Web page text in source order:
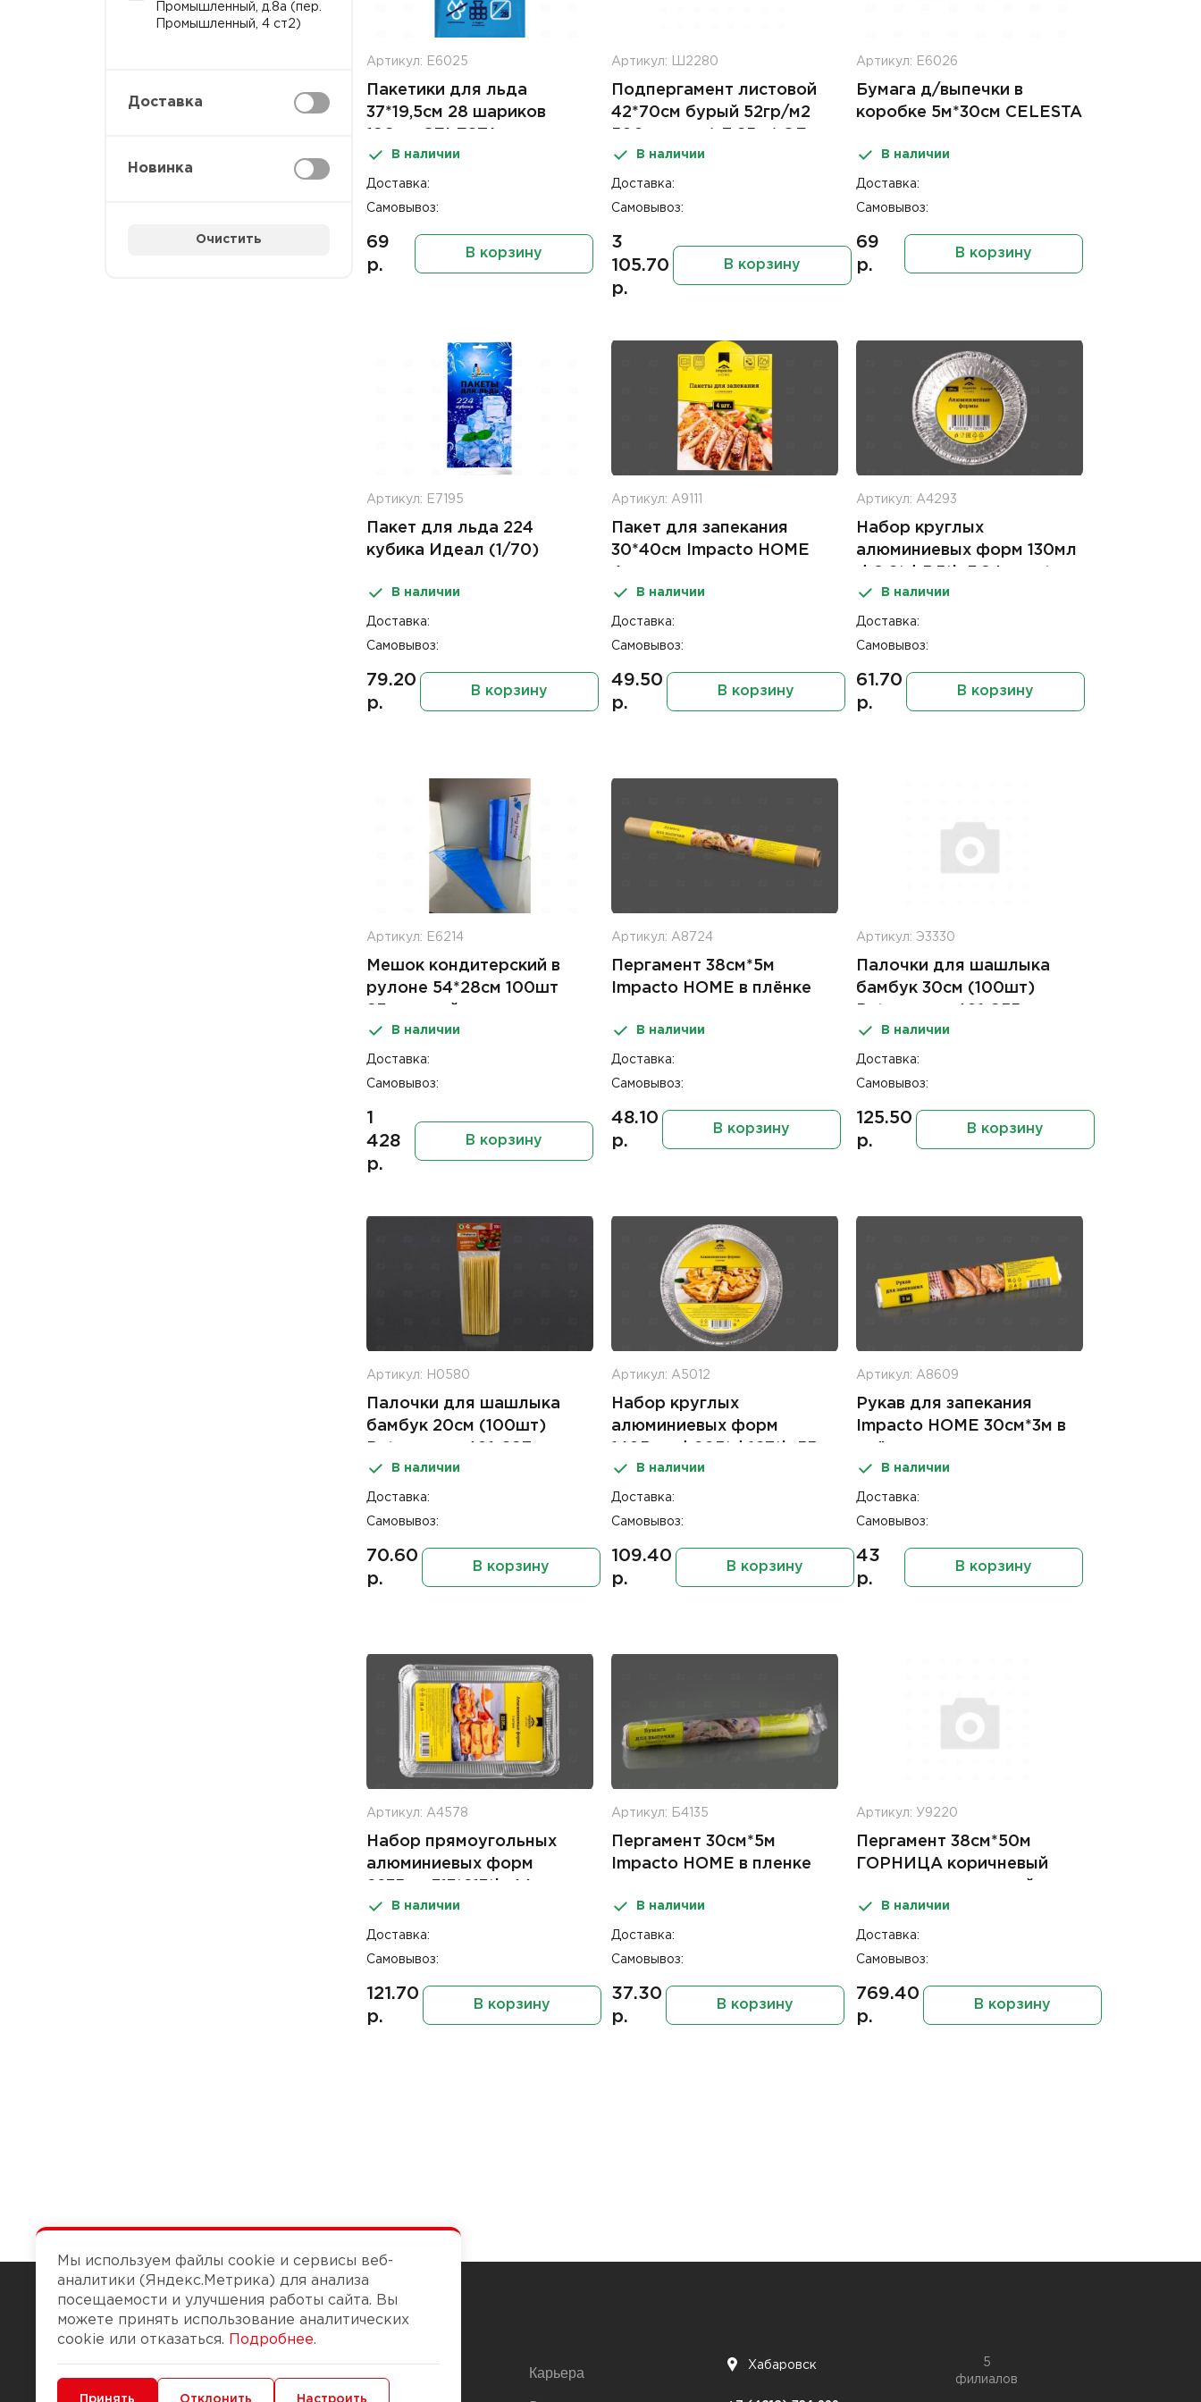
Промышленный, д.8а (пер.
Промышленный, 4 ст2)
Доставка
Новинка
Очистить
Артикул: Е6025
Пакетики для льда
37*19,5см 28 шариков
В наличии
Доставка:
Самовывоз:
69
р.
В корзину
Артикул: Ш2280
Подпергамент листовой
42*70см бурый 52гр/м2
В наличии
Доставка:
Самовывоз:
3
105.70
р.
В корзину
Артикул: Е6026
Бумага д/выпечки в
коробке 5м*30см CELESTA
В наличии
Доставка:
Самовывоз:
69
р.
В корзину
Артикул: Е7195
Пакет для льда 224
кубика Идеал (1/70)
В наличии
Доставка:
Самовывоз:
79.20
р.
В корзину
Артикул: А9111
Пакет для запекания
30*40см Impacto HOME
В наличии
Доставка:
Самовывоз:
49.50
р.
В корзину
Артикул: А4293
Набор круглых
алюминиевых форм 130мл
Home (5шт)
В наличии
Доставка:
Самовывоз:
61.70
р.
В корзину
Артикул: Е6214
Мешок кондитерский в
рулоне 54*28см 100шт
В наличии
Доставка:
Самовывоз:
1
428
р.
В корзину
Артикул: А8724
Пергамент 38см*5м
Impacto HOME в плёнке
В наличии
Доставка:
Самовывоз:
48.10
р.
В корзину
Артикул: Э3330
Палочки для шашлыка
бамбук 30см (100шт)
В наличии
Доставка:
Самовывоз:
125.50
р.
В корзину
Артикул: Н0580
Палочки для шашлыка
бамбук 20см (100шт)
В наличии
Доставка:
Самовывоз:
70.60
р.
В корзину
Артикул: А5012
Набор круглых
алюминиевых форм
Impacto Home (2шт)
В наличии
Доставка:
Самовывоз:
109.40
р.
В корзину
Артикул: А8609
Рукав для запекания
Impacto HOME 30см*3м в
В наличии
Доставка:
Самовывоз:
43
р.
В корзину
Артикул: А4578
Набор прямоугольных
алюминиевых форм
Impacto Home (2шт)
В наличии
Доставка:
Самовывоз:
121.70
р.
В корзину
Артикул: Б4135
Пергамент 30см*5м
Impacto HOME в пленке
В наличии
Доставка:
Самовывоз:
37.30
р.
В корзину
Артикул: У9220
Пергамент 38см*50м
ГОРНИЦА коричневый
В наличии
Доставка:
Самовывоз:
769.40
р.
В корзину
Чтобы вам легко работалось
Карьера Хабаровск
5
филиалов
Мы используем файлы cookie и сервисы веб-
аналитики (Яндекс.Метрика) для анализа
посещаемости и улучшения работы сайта. Вы
можете принять использование аналитических
cookie или отказаться.
Подробнее.
Минимальные Функциональные/Аналитические
Принять Отклонить Настроить